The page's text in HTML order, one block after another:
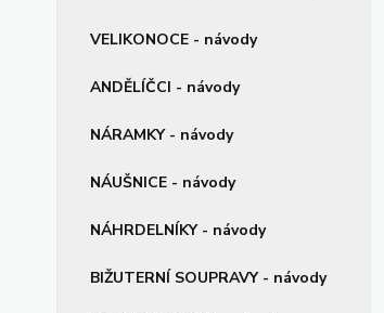
VELIKONOCE - návody
ANDĚLÍČCI - návody
NÁRAMKY - návody
NÁUŠNICE - návody
NÁHRDELNÍKY - návody
BIŽUTERNÍ SOUPRAVY - návody